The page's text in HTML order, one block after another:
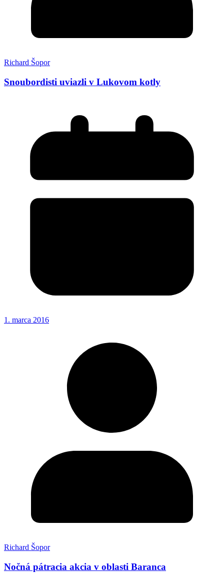
Richard Šopor
Snoubordisti uviazli v Lukovom kotly
1. marca 2016
Richard Šopor
Nočná pátracia akcia v oblasti Baranca